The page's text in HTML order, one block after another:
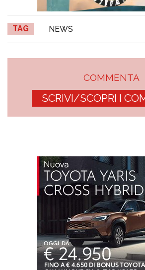
TAG NEWS
COMMENTA
SCRIVI/SCOPRI I